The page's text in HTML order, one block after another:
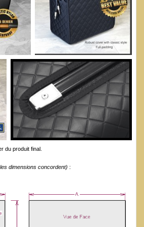
du produit final.
dimensions concordent) :